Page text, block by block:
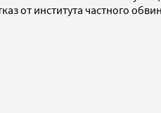
от института частного